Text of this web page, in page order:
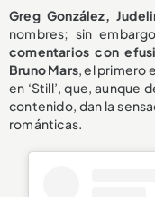
Greg González,
nombres; sin
comentarios con
Bruno Mars, el primero
en ‘Still’, que, aunque
contenido, dan la
románticas.